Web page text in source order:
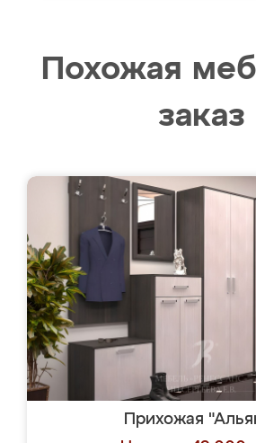
Похожая
заказ
Прихожая